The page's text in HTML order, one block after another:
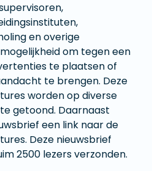
en overige
om tegen een
te plaatsen of
te brengen. Deze
worden op diverse
getoond. Daarnaast
een link naar de
Deze nieuwsbrief
2500 lezers verzonden.